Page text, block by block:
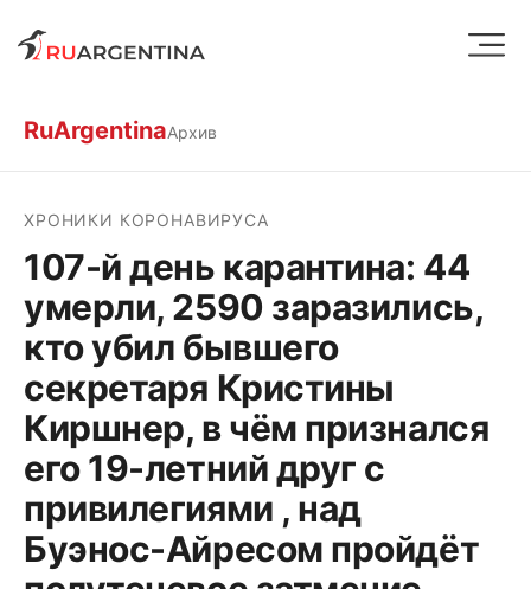
RuArgentinaАрхив
ХРОНИКИ КОРОНАВИРУСА
107-й день карантина: 44
умерли, 2590 заразились,
кто убил бывшего
секретаря Кристины
Киршнер, в чём признался
его 19-летний друг с
привилегиями , над
Буэнос-Айресом пройдёт